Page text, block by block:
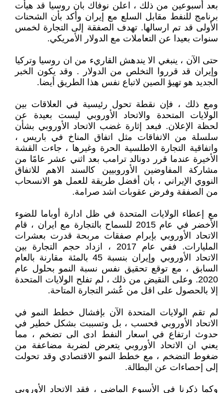
بعد أسبوعين من ذلك ، اعلن نوفاك بان روسيا قد هيأت
برنامج للنفط مقابل السلع مع إيران وأكد بأن الشحنات
الأولى قد تم ارسالها. تهدف الصفقة إلى التجارة لخمس
سنوات بعيدا عن التعاملات مع الدولار الأمريكي.
حتى الآن ، ينبغي الا يندهش القاريء من ان روسيا وتركيا
وإيران قد قرروا التخلص من الدولار . وقد يكون الخبر
الجديد هو تهيؤ الصين لاتباع نفس هذا الطريق أيضا.
ومع ذلك ، فإن نقطة تحول رئيسية في العلاقات بين
الولايات المتحدة والاتحاد الأوروبي ليست بعيدة عن
لحظة الإعلان. فبعد إثارة غضب الاتحاد الأوروبي بشأن
سلسلة من الاتفاقات مثل اتفاق المناخ في باريس ،
واتفاقية التجارة الاطلسية الحرة وغيرها ، جاءت القشة
الأخيرة عندما قرر دونالد ترامب بعد اثني عشر عامًا من
مشاركة المفاوضين الأوروبيين كالسند الاهم للاتفاق
النووي الإيراني ، بان أفضل طريقة للعمل هو الانسحاب
من الصفقة وفرض عقوبات اشد صرامة.
مع إعطاء الولايات المتحدة في ظل ادارة أوباما للضوء
الأخضر في عام 2015 للسماح بالتجارة مع ايران ، قام
الاتحاد الأوروبي بإبرام صفقات مربحة قدرت بعشرات
المليارات. ففي عام 2017 ، ازداد حجم التجارة بين
الاتحاد الأوروبي وإيران بنسبة 45 بالمئة مقارنة بالعام
السابق ، مع توقع تحقيق نفس نسبة النمو بحلول عام
2020. وعلى النقيض من ذلك ، لم تفلح الولايات المتحدة
إلا بالحصول على اقل من عُشر التجارة المتاحة.
لم تقم الولايات المتحدة الآن بإفشال خطط النمو في
الاتحاد الأوروبي فحسب ، بل وتسببت بشكل خطير في
حدوث ارتفاع في اسعار النفط ادى الى تضخم ، مما
يعني ان الاتحاد الأوروبي يتعرض لضربة مضاعفة من
ضغوط التضخم ، مع خطط النمو الاقتصادي وقد تحولت
إلى إحصاءات عن البطالة.
وكما ذكرنا في الأسبوع الماضي ، فقد الاتحاد الأوروبي